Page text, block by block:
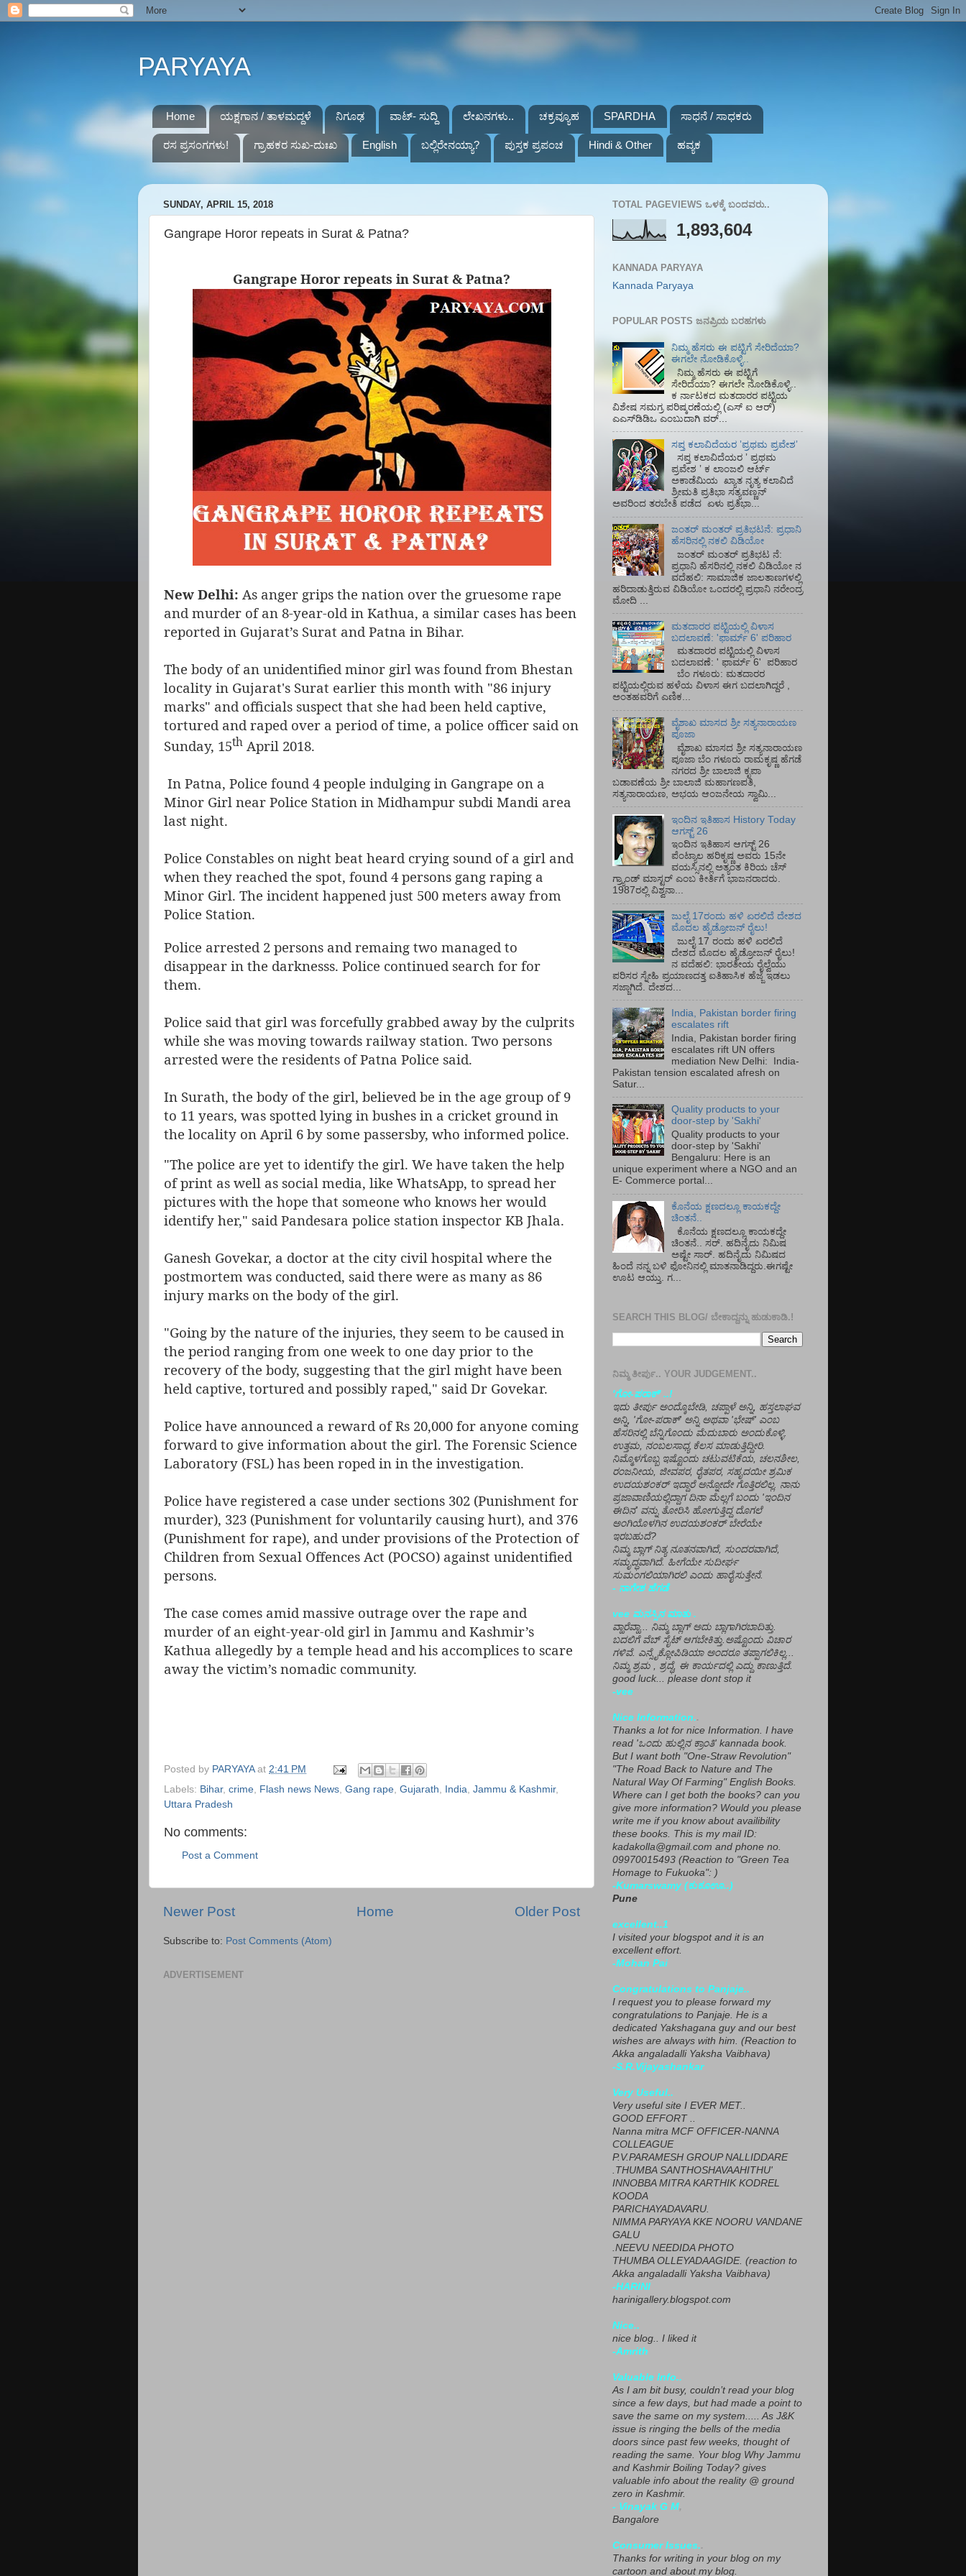
PARYAYA
Home ಯಕ್ಷಗಾನ / ತಾಳಮದ್ದಳೆ ನಿಗೂಢ ವಾಟ್- ಸುದ್ದಿ ಲೇಖನಗಳು.. ಚಕ್ರವ್ಯೂಹ SPARDHA ಸಾಧನೆ / ಸಾಧಕರು
ರಸ ಪ್ರಸಂಗಗಳು! ಗ್ರಾಹಕರ ಸುಖ-ದುಃಖ English ಬಲ್ಲಿರೇನಯ್ಯಾ? ಪುಸ್ತಕ ಪ್ರಪಂಚ Hindi & Other ಹವ್ಯಕ
SUNDAY, APRIL 15, 2018
Gangrape Horor repeats in Surat & Patna?
Gangrape Horor repeats in Surat & Patna?
New Delhi: As anger grips the nation over the gruesome rape
and murder of an 8-year-old in Kathua, a similar cases has been
reported in Gujarat’s Surat and Patna in Bihar.
The body of an unidentified minor girl was found from Bhestan
locality in Gujarat's Surat earlier this month with "86 injury
marks" and officials suspect that she had been held captive,
tortured and raped over a period of time, a police officer said on
Sunday, 15th April 2018.
In Patna, Police found 4 people indulging in Gangrape on a
Minor Girl near Police Station in Midhampur subdi Mandi area
last night.
Police Constables on night beat heard crying sound of a girl and
when they reached the spot, found 4 persons gang raping a
Minor Girl. The incident happened just 500 meters away from
Police Station.
Police arrested 2 persons and remaing two managed to
disappear in the darknesss. Police continued search for for
them.
Police said that girl was forcefully grabbed away by the culprits
while she was moving towards railway station. Two persons
arrested were the residents of Patna Police said.
In Surath, the body of the girl, believed be in the age group of 9
to 11 years, was spotted lying in bushes in a cricket ground in
the locality on April 6 by some passersby, who informed police.
"The police are yet to identify the girl. We have taken the help
of print as well as social media, like WhatsApp, to spread her
pictures with the hope that someone who knows her would
identify her," said Pandesara police station inspector KB Jhala.
Ganesh Govekar, a doctor at the city civil hospital where the
postmortem was conducted, said there were as many as 86
injury marks on the body of the girl.
"Going by the nature of the injuries, they seem to be caused in
the period ranging from one week to one day prior to the
recovery of the body, suggesting that the girl might have been
held captive, tortured and possibly raped," said Dr Govekar.
Police have announced a reward of Rs 20,000 for anyone coming
forward to give information about the girl. The Forensic Science
Laboratory (FSL) has been roped in in the investigation.
Police have registered a case under sections 302 (Punishment for
murder), 323 (Punishment for voluntarily causing hurt), and 376
(Punishment for rape), and under provisions of the Protection of
Children from Sexual Offences Act (POCSO) against unidentified
persons.
The case comes amid massive outrage over the rape and
murder of an eight-year-old girl in Jammu and Kashmir’s
Kathua allegedly by a temple head and his accomplices to scare
away the victim’s nomadic community.
Posted by PARYAYA at 2:41 PM
Labels: Bihar, crime Flash news News Gang rape Gujarath India Jammu & Kashmir,
Uttara Pradesh
No comments:
Post a Comment
Newer Post Older Post
Home
Subscribe to: Post Comments (Atom)
ADVERTISEMENT
TOTAL PAGEVIEWS ಒಳಕ್ಕೆ ಬಂದವರು..
1,893,604
KANNADA PARYAYA
Kannada Paryaya
POPULAR POSTS ಜನಪ್ರಿಯ ಬರಹಗಳು
ನಿಮ್ಮ ಹೆಸರು ಈ ಪಟ್ಟಿಗೆ ಸೇರಿದೆಯಾ?
ಈಗಲೇ ನೋಡಿಕೊಳ್ಳಿ..
ನಿಮ್ಮ ಹೆಸರು ಈ ಪಟ್ಟಿಗೆ
ಸೇರಿದೆಯಾ? ಈಗಲೇ ನೋಡಿಕೊಳ್ಳಿ..
ಕ ರ್ನಾಟಕದ ಮತದಾರರ ಪಟ್ಟಿಯ
ವಿಶೇಷ ಸಮಗ್ರ ಪರಿಷ್ಕರಣೆಯಲ್ಲಿ (ಎಸ್‌ ಐ ಆರ್)‌
ಎಎಸ್‌ಡಿಡಿಒ ಎಂಬುದಾಗಿ ವರ್...
ಸಪ್ತ ಕಲಾವಿದೆಯರ ʼಪ್ರಥಮ ಪ್ರವೇಶʼ
ಸಪ್ತ ಕಲಾವಿದೆಯರ ʼ ಪ್ರಥಮ
ಪ್ರವೇಶ ʼ ಕ ಲಾಂಜಲಿ ಆರ್ಟ್
ಅಕಾಡೆಮಿಯ‌ ಖ್ಯಾತ ನೃತ್ಯ ಕಲಾವಿದೆ
ಶ್ರೀಮತಿ ಪ್ರತಿಭಾ ಸತ್ಯವಣ್ಣನ್
ಅವರಿಂದ ತರಬೇತಿ ಪಡೆದ ಏಳು ಪ್ರತಿಭಾ...
ಜಂತರ್ ಮಂತರ್ ಪ್ರತಿಭಟನೆ: ಪ್ರಧಾನಿ
ಹೆಸರಿನಲ್ಲಿ ನಕಲಿ ವಿಡಿಯೋ
ಜಂತರ್ ಮಂತರ್ ಪ್ರತಿಭಟ ನೆ:
ಪ್ರಧಾನಿ ಹೆಸರಿನಲ್ಲಿ ನಕಲಿ ವಿಡಿಯೋ ನ
ವದೆಹಲಿ: ಸಾಮಾಜಿಕ ಜಾಲತಾಣಗಳಲ್ಲಿ
ಹರಿದಾಡುತ್ತಿರುವ ವಿಡಿಯೋ ಒಂದರಲ್ಲಿ ಪ್ರಧಾನಿ ನರೇಂದ್ರ
ಮೋದಿ ...
ಮತದಾರರ ಪಟ್ಟಿಯಲ್ಲಿ ವಿಳಾಸ
ಬದಲಾವಣೆ: 'ಫಾರ್ಮ್ 6' ಪರಿಹಾರ
ಮತದಾರರ ಪಟ್ಟಿಯಲ್ಲಿ ವಿಳಾಸ
ಬದಲಾವಣೆ: ' ಫಾರ್ಮ್ 6' ಪರಿಹಾರ
ಬೆಂ ಗಳೂರು: ಮತದಾರರ
ಪಟ್ಟಿಯಲ್ಲಿರುವ ಹಳೆಯ ವಿಳಾಸ ಈಗ ಬದಲಾಗಿದ್ದರೆ ,
ಅಂತಹವರಿಗೆ ಎಣಿಕ...
ವೈಶಾಖ ಮಾಸದ ಶ್ರೀ ಸತ್ಯನಾರಾಯಣ
ಪೂಜಾ
ವೈಶಾಖ ಮಾಸದ ಶ್ರೀ ಸತ್ಯನಾರಾಯಣ
ಪೂಜಾ ಬೆಂ ಗಳೂರು ರಾಮಕೃಷ್ಣ ಹೆಗಡೆ
ನಗರದ ಶ್ರೀ ಬಾಲಾಜಿ ಕೃಪಾ
ಬಡಾವಣೆಯ ಶ್ರೀ ಬಾಲಾಜಿ ಮಹಾಗಣಪತಿ,
ಸತ್ಯನಾರಾಯಣ, ಅಭಯ ಆಂಜನೇಯ ಸ್ವಾಮಿ...
ಇಂದಿನ ಇತಿಹಾಸ History Today
ಆಗಸ್ಟ್ 26
ಇಂದಿನ ಇತಿಹಾಸ ಆಗಸ್ಟ್ 26
ಪೆಂಟ್ಯಾಲ ಹರಿಕೃಷ್ಣ ಅವರು 15ನೇ
ವಯಸ್ಸಿನಲ್ಲಿ ಅತ್ಯಂತ ಕಿರಿಯ ಚೆಸ್
ಗ್ರ್ಯಾಂಡ್ ಮಾಸ್ಟರ್ ಎಂಬ ಕೀರ್ತಿಗೆ ಭಾಜನರಾದರು.
1987ರಲ್ಲಿ ವಿಶ್ವನಾ...
ಜುಲೈ 17ರಂದು ಹಳಿ ಏರಲಿದೆ ದೇಶದ
ಮೊದಲ ಹೈಡ್ರೋಜನ್ ರೈಲು!
ಜುಲೈ 17 ರಂದು ಹಳಿ ಏರಲಿದೆ
ದೇಶದ ಮೊದಲ ಹೈಡ್ರೋಜನ್ ರೈಲು!
ನ ವದೆಹಲಿ: ಭಾರತೀಯ ರೈಲ್ವೆಯು
ಪರಿಸರ ಸ್ನೇಹಿ ಪ್ರಯಾಣದತ್ತ ಐತಿಹಾಸಿಕ ಹೆಜ್ಜೆ ಇಡಲು
ಸಜ್ಜಾಗಿದೆ. ದೇಶದ...
India, Pakistan border firing
escalates rift
India, Pakistan border firing
escalates rift UN offers
mediation New Delhi: India-
Pakistan tension escalated afresh on
Satur...
Quality products to your
door-step by 'Sakhi'
Quality products to your
door-step by 'Sakhi'
Bengaluru: Here is an
unique experiment where a NGO and an
E- Commerce portal...
ಕೊನೆಯ ಕ್ಷಣದಲ್ಲೂ ಕಾಯಕದ್ದೇ
ಚಿಂತನೆ..
ಕೊನೆಯ ಕ್ಷಣದಲ್ಲೂ ಕಾಯಕದ್ದೇ
ಚಿಂತನೆ.. ಸರ್.‌ ಹದಿನೈದು ನಿಮಿಷ
ಅಷ್ಟೇ ಸಾರ್.‌ ಹದಿನೈದು ನಿಮಿಷದ
ಹಿಂದೆ ನನ್ನ ಬಳಿ ಫೋನಿನಲ್ಲಿ ಮಾತನಾಡಿದ್ದರು.ಈಗಷ್ಟೇ
ಊಟ ಆಯ್ತು. ಗ...
SEARCH THIS BLOG/ ಬೇಕಾದ್ದನ್ನು ಹುಡುಕಾಡಿ.!
ನಿಮ್ಮ ತೀರ್ಪು.. YOUR JUDGEMENT..
'ಗೋ-ಪರಾಕ್' ..!
ಇದು ತೀರ್ಪು ಅಂದ್ಕೊಬೇಡಿ, ಚಪ್ಪಾಳೆ ಅನ್ನಿ, ಹಸ್ತಲಾಘವ
ಅನ್ನಿ, 'ಗೋ-ಪರಾಕ್' ಅನ್ನಿ ಅಥವಾ 'ಭೇಷ್' ಎಂಬ
ಹೆಸರಿನಲ್ಲಿ ಬೆನ್ನಿಗೊಂದು ಮೆದುಬಾರು ಅಂದುಕೊಳ್ಳಿ.
ಉತ್ತಮ, ನಂಬಲಸಾಧ್ಯ ಕೆಲಸ ಮಾಡುತ್ತಿದ್ದೀರಿ.
ನಿಮ್ಮೊಳಗೊಬ್ಬ ಇಷ್ಟೊಂದು ಚಟುವಟಿಕೆಯ, ಚಲನಶೀಲ,
ರಂಜನೀಯ, ಜೀವಪರ, ರೈತಪರ, ಸಹೃದಯೀ ಶ್ರಮಿಕ
ಉದಯಶಂಕರ್ ಇದ್ದಾರೆ ಅನ್ನೋದೇ ಗೊತ್ತಿರಲಿಲ್ಲ. ನಾನು
ಪ್ರಜಾವಾಣಿಯಲ್ಲಿದ್ದಾಗ ದಿನಾ ಮೆಲ್ಲಗೆ ಬಂದು 'ಇಂದಿನ
ಈದಿನ' ವನ್ನು ತೋರಿಸಿ ಹೋಗುತ್ತಿದ್ದ ದೊಗಲೆ
ಅಂಗಿಯೊಳಗಿನ ಉದಯಶಂಕರ್ ಬೇರೆಯೇ
ಇರಬಹುದೆ?
ನಿಮ್ಮ ಬ್ಲಾಗ್ ನಿತ್ಯ ನೂತನವಾಗಿದೆ, ಸುಂದರವಾಗಿದೆ,
ಸಮೃದ್ಧವಾಗಿದೆ. ಹೀಗೆಯೇ ಸುದೀರ್ಘ
ಸುಮಂಗಲಿಯಾಗಿರಲಿ ಎಂದು ಹಾರೈಸುತ್ತೇನೆ.
- ನಾಗೇಶ ಹೆಗಡೆ
vee ಮನಸ್ಸಿನ ಮಾತು .
ವ್ಹಾರೆವ್ಹಾ... ನಿಮ್ಮ ಬ್ಲಾಗ್ ಅದು ಬ್ಲಾಗಾಗಿರಬಾದಿತ್ತು.
ಬದಲಿಗೆ ವೆಬ್ ಸೈಟ್ ಆಗಬೇಕಿತ್ತು.ಅಷ್ಟೊಂದು ವಿಚಾರ
ಗಳಿವೆ. ಎನ್ಸೈಕ್ಲೋಪಿಡಿಯಾ ಅಂದರೂ ತಪ್ಪಾಗಲಿಕಿಲ್ಲ...
ನಿಮ್ಮ ಶ್ರಮ , ಶ್ರದ್ಧೆ, ಈ ಕಾರ್ಯದಲ್ಲಿ ಎದ್ದು ಕಾಣುತ್ತಿದೆ.
good luck... please dont stop it
-vee
Nice Information..
Thanks a lot for nice Information. I have
read 'ಒಂದು ಹುಲ್ಲಿನ ಕ್ರಾಂತಿ' kannada book.
But I want both "One-Straw Revolution"
"The Road Back to Nature and The
Natural Way Of Farming" English Books.
Where can I get both the books? can you
give more information? Would you please
write me if you know about availibility
these books. This is my mail ID:
kadakolla@gmail.com and phone no.
09970015493 (Reaction to "Green Tea
Homage to Fukuoka": )
-Kumarswamy (ಕುಕೂಊ..)
Pune
excellent..1
I visited your blogspot and it is an
excellent effort.
-Mohan Pai
Congratulations to Panjaje..
I request you to please forward my
congratulations to Panjaje. He is a
dedicated Yakshagana guy and our best
wishes are always with him. (Reaction to
Akka angaladalli Yaksha Vaibhava)
-S.R.Vijayashankar
Very Useful..
Very useful site I EVER MET..
GOOD EFFORT ..
Nanna mitra MCF OFFICER-NANNA
COLLEAGUE
P.V.PARAMESH GROUP NALLIDDARE
.THUMBA SANTHOSHAVAAHITHU'
INNOBBA MITRA KARTHIK KODREL
KOODA
PARICHAYADAVARU.
NIMMA PARYAYA KKE NOORU VANDANE
GALU
.NEEVU NEEDIDA PHOTO
THUMBA OLLEYADAAGIDE. (reaction to
Akka angaladalli Yaksha Vaibhava)
-HARINI
harinigallery.blogspot.com
Nice..
nice blog.. I liked it
-Amrith
Valuable Info..
As I am bit busy, couldn’t read your blog
since a few days, but had made a point to
save the same on my system..... As J&K
issue is ringing the bells of the media
doors since past few weeks, thought of
reading the same. Your blog Why Jammu
and Kashmir Boiling Today? gives
valuable info about the reality @ ground
zero in Kashmir.
- Vinayak G M,
Bangalore
Consumer Issues..
Thanks for writing in your blog on my
cartoon and about my blog.